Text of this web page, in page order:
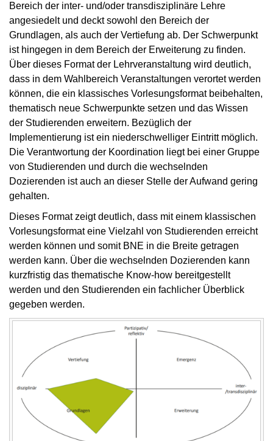
Bereich der inter- und/oder transdisziplinäre Lehre
angesiedelt und deckt sowohl den Bereich der
Grundlagen, als auch der Vertiefung ab. Der Schwerpunkt
ist hingegen in dem Bereich der Erweiterung zu finden.
Über dieses Format der Lehrveranstaltung wird deutlich,
dass in dem Wahlbereich Veranstaltungen verortet werden
können, die ein klassisches Vorlesungsformat beibehalten,
thematisch neue Schwerpunkte setzen und das Wissen
der Studierenden erweitern. Bezüglich der
Implementierung ist ein niederschwelliger Eintritt möglich.
Die Verantwortung der Koordination liegt bei einer Gruppe
von Studierenden und durch die wechselnden
Dozierenden ist auch an dieser Stelle der Aufwand gering
gehalten.
Dieses Format zeigt deutlich, dass mit einem klassischen
Vorlesungsformat eine Vielzahl von Studierenden erreicht
werden können und somit BNE in die Breite getragen
werden kann. Über die wechselnden Dozierenden kann
kurzfristig das thematische Know-how bereitgestellt
werden und den Studierenden ein fachlicher Überblick
gegeben werden.